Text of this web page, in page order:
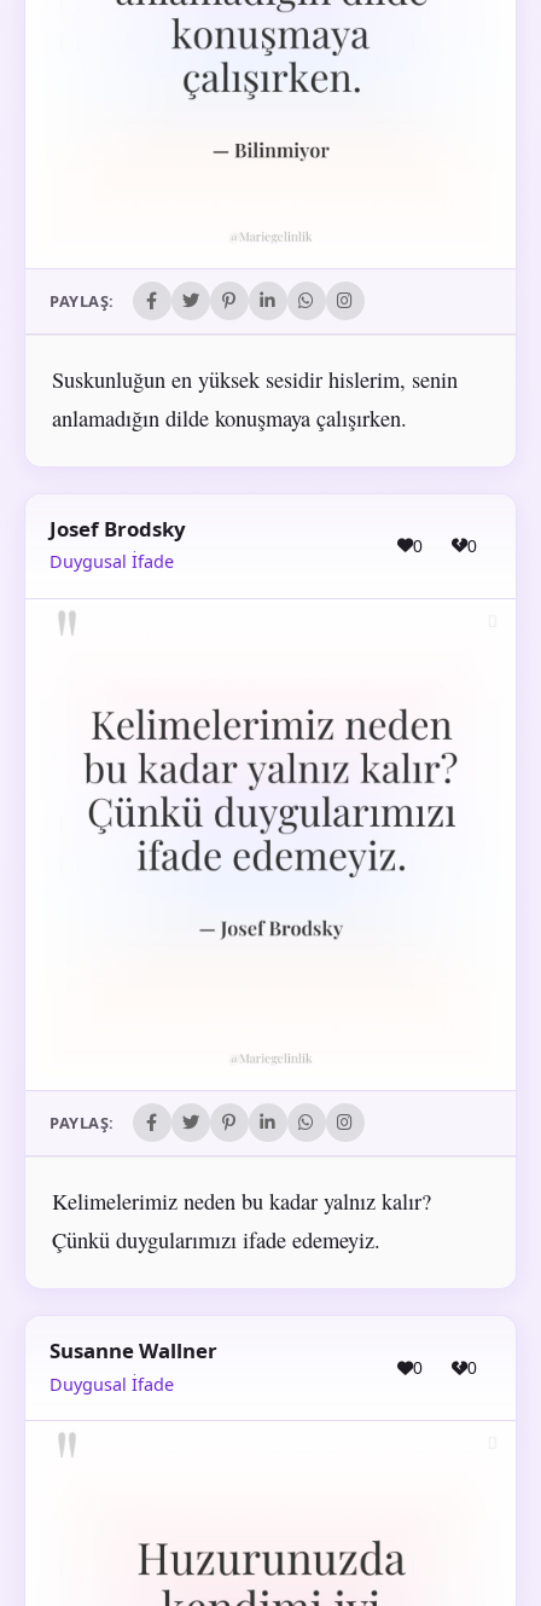
PAYLAŞ:
Suskunluğun en yüksek sesidir hislerim, senin
anlamadığın dilde konuşmaya çalışırken.
Josef Brodsky
Duygusal İfade
0 0
PAYLAŞ:
Kelimelerimiz neden bu kadar yalnız kalır?
Çünkü duygularımızı ifade edemeyiz.
Susanne Wallner
Duygusal İfade
0 0